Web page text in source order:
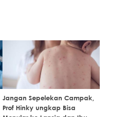
Jangan Sepelekan Campak,
Prof Hinky ungkap Bisa